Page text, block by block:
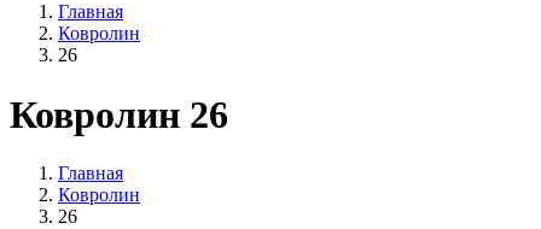
Главная
Ковролин
26
Ковролин 26
Главная
Ковролин
26